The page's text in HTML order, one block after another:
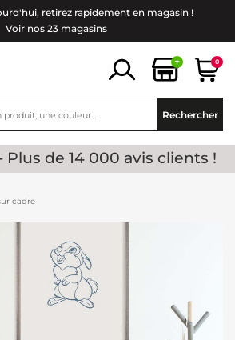
retirez rapidement en magasin !
Voir nos 23 magasins
+ 0
Rechercher
- Plus de 14 000 avis clients !
cadre